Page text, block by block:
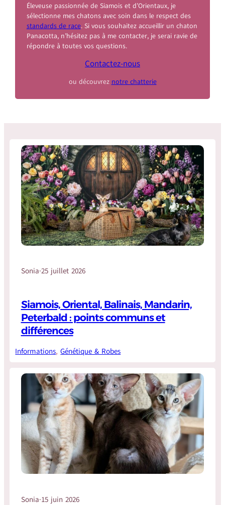
Éleveuse passionnée de Siamois et d’Orientaux, je
sélectionne mes chatons avec soin dans le respect des
standards de race. Si vous souhaitez accueillir un chaton
Panacotta, n’hésitez pas à me contacter, je serai ravie de
répondre à toutes vos questions.
Contactez-nous
ou découvrez notre chatterie
Sonia·25 juillet 2026
Siamois, Oriental, Balinais, Mandarin,
Peterbald : points communs et
différences
Informations, Génétique & Robes
Sonia·15 juin 2026